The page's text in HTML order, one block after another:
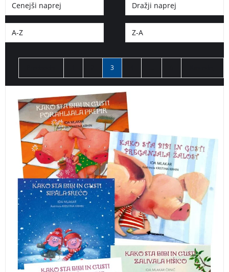
Cenejši naprej Dražji naprej
A-Z Z-A
3
Didaktične slikanice o prijateljstvu in konstruktivnem
reševanju težav. Navajeni smo, da imata pujsa Bibi in
Gusti vedno polno malho nasvetov za raznorazne
pujsje težave. Pridružite se jima na popotovanju skozi
letne čase, ko bosta spomladi zalivala hišico, poleti
udomačila kolo, jeseni porahljala prepir, pozimi sipala
srečo, in ko nova pomlad vzbrsti, pregnala še žalost.
ZBIRKA BIBI IN GUSTI